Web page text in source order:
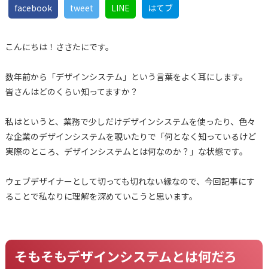
facebook tweet LINE はてブ
こんにちは！ささたにです。
数年前から「デザインシステム」という言葉をよく耳にします。
皆さんはどのくらい知ってますか？
私はというと、業務で少しだけデザインシステムを使ったり、色々
な企業のデザインシステムを覗いたりで「何となく知っているけど
実際のところ、デザインシステムとは何なのか？」な状態です。
ウェブデザイナーとして切っても切れない縁なので、今回記事にす
ることで私なりに理解を深めていこうと思います。
そもそもデザインシステムとは何だろ